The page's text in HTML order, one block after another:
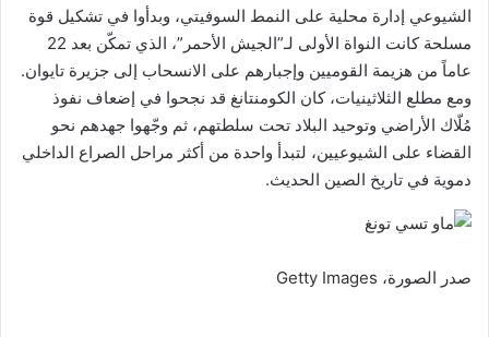
الشيوعي إدارة محلية على النمط السوفيتي، وبدأوا في تشكيل قوة
مسلحة كانت النواة الأولى لـ”الجيش الأحمر”، الذي تمكّن بعد 22
عاماً من هزيمة القوميين وإجبارهم على الانسحاب إلى جزيرة تايوان.
ومع مطلع الثلاثينيات، كان الكومنتانغ قد نجحوا في إضعاف نفوذ
مُلّاك الأراضي وتوحيد البلاد تحت سلطتهم، ثم وجّهوا جهدهم نحو
القضاء على الشيوعيين، لتبدأ واحدة من أكثر مراحل الصراع الداخلي
دموية في تاريخ الصين الحديث.
صدر الصورة، Getty Images